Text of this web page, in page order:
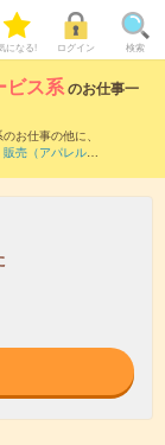
になる! ログイン 検索
ビス系のお仕事一
お仕事の他に、
販売（アパレル・